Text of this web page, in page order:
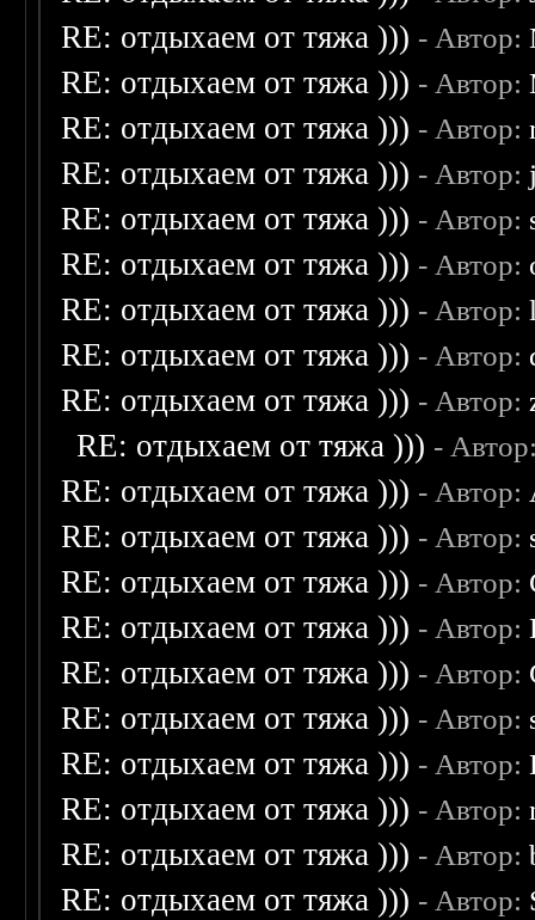
RE: отдыхаем от тяжа ))) - Автор:
RE: отдыхаем от тяжа ))) - Автор:
RE: отдыхаем от тяжа ))) - Автор:
RE: отдыхаем от тяжа ))) - Автор:
RE: отдыхаем от тяжа ))) - Автор:
RE: отдыхаем от тяжа ))) - Автор:
RE: отдыхаем от тяжа ))) - Автор:
RE: отдыхаем от тяжа ))) - Автор:
RE: отдыхаем от тяжа ))) - Автор:
RE: отдыхаем от тяжа ))) -
RE: отдыхаем от тяжа ))) - Автор:
RE: отдыхаем от тяжа ))) - Автор:
RE: отдыхаем от тяжа ))) - Автор:
RE: отдыхаем от тяжа ))) - Автор:
RE: отдыхаем от тяжа ))) - Автор:
RE: отдыхаем от тяжа ))) - Автор:
RE: отдыхаем от тяжа ))) - Автор:
RE: отдыхаем от тяжа ))) - Автор:
RE: отдыхаем от тяжа ))) - Автор:
RE: отдыхаем от тяжа ))) - Автор: